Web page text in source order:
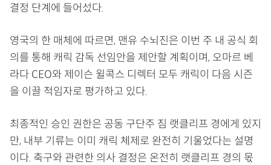
결정 단계에 들어섰다.
영국의 한 매체에 따르면, 맨유 수뇌진은 이번 주 내 공식 회
의를 통해 캐릭 감독 선임안을 제안할 계획이며, 오마르 베
라다 CEO와 제이슨 윌콕스 디렉터 모두 캐릭이 다음 시즌
을 이끌 적임자로 평가하고 있다.
최종적인 승인 권한은 공동 구단주 짐 랫클리프 경에게 있지
만, 내부 기류는 이미 캐릭 체제로 완전히 기울었다는 설명
이다. 축구와 관련한 의사 결정은 온전히 랫클리프 경의 몫